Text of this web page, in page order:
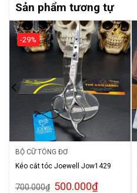
Sản phẩm tương tự
-29%
BỘ CỮ TÔNG ĐƠ
Kéo cắt tóc Joewell Jow1429
700.000₫ 500.000₫